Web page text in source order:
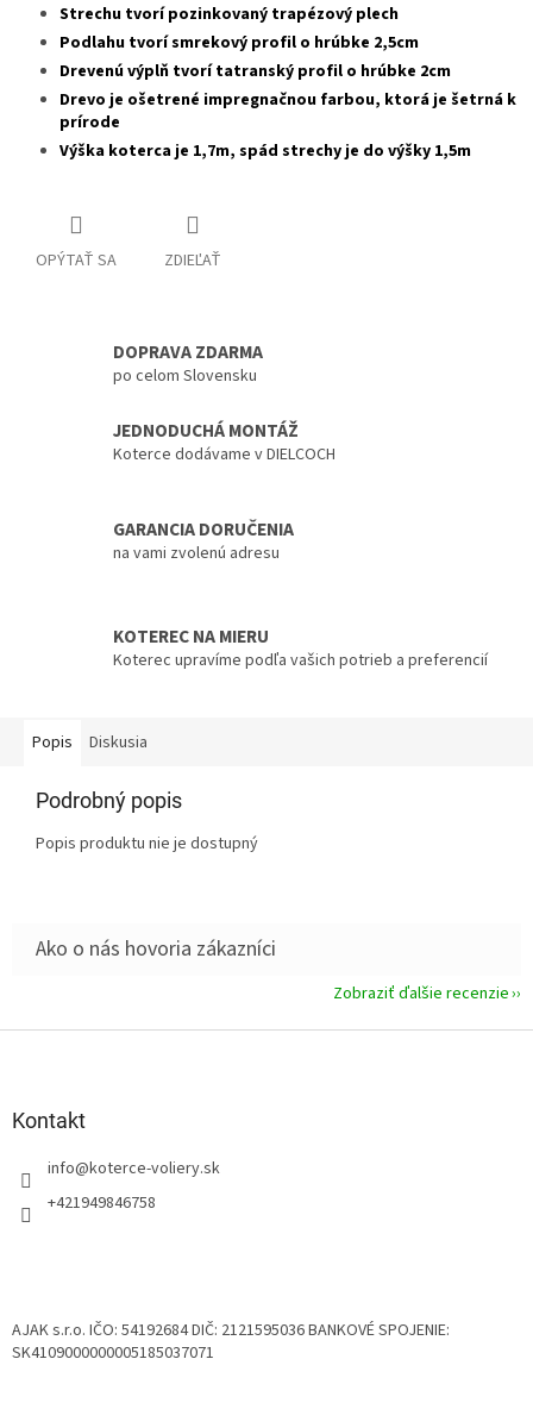
Strechu tvorí pozinkovaný trapézový plech
Podlahu tvorí smrekový profil o hrúbke 2,5cm
Drevenú výplň tvorí tatranský profil o hrúbke 2cm
Drevo je ošetrené impregnačnou farbou, ktorá je šetrná k
prírode
Výška koterca je 1,7m, spád strechy je do výšky 1,5m
OPÝTAŤ SA ZDIEĽAŤ
DOPRAVA ZDARMA
po celom Slovensku
JEDNODUCHÁ MONTÁŽ
Koterce dodávame v DIELCOCH
GARANCIA DORUČENIA
na vami zvolenú adresu
KOTEREC NA MIERU
Koterec upravíme podľa vašich potrieb a preferencií
Popis Diskusia
Podrobný popis
Popis produktu nie je dostupný
Zobraziť ďalšie recenzie
Kontakt
info@koterce-voliery.sk
+421949846758
AJAK s.r.o. IČO: 54192684 DIČ: 2121595036 BANKOVÉ SPOJENIE:
SK4109000000005185037071